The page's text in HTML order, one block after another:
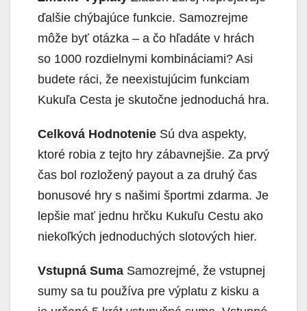
ďalšie chýbajúce funkcie. Samozrejme
môže byť otázka – a čo hľadáte v hrách
so 1000 rozdielnymi kombináciami? Asi
budete ráci, že neexistujúcim funkciam
Kukuľa Cesta je skutočne jednoduchá hra.
Celková Hodnotenie Sú dva aspekty,
ktoré robia z tejto hry zábavnejšie. Za prvý
čas bol rozložený payout a za druhý čas
bonusové hry s našimi športmi zdarma. Je
lepšie mať jednu hrčku Kukuľu Cestu ako
niekoľkých jednoduchých slotových hier.
Vstupná Suma Samozrejmé, že vstupnej
sumy sa tu používa pre výplatu z kisku a